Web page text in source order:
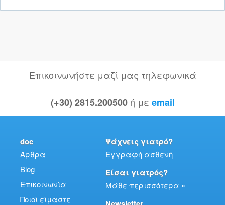
Επικοινωνήστε μαζί μας τηλεφωνικά
(+30) 2815.200500 ή με email
doc
Άρθρα
Blog
Επικοινωνία
Ποιοί είμαστε
Ψάχνεις γιατρό?
Εγγραφή ασθενή
Είσαι γιατρός?
Μάθε περισσότερα »